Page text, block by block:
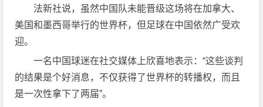
法新社说，虽然中国队未能晋级这场将在加拿大、
美国和墨西哥举行的世界杯，但足球在中国依然广受欢
迎。
一名中国球迷在社交媒体上欣喜地表示：“这些谈判
的结果是个好消息，不仅获得了世界杯的转播权，而且
是一次性拿下了两届”。